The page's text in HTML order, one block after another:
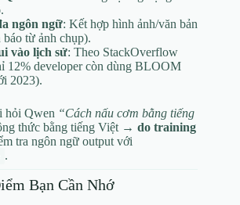
ngôn ngữ: Kết hợp hình ảnh/văn bản
từ ảnh chụp).
vào lịch sử: Theo StackOverflow
12% developer còn dùng BLOOM
2023).
hỏi Qwen “Cách nấu cơm bằng tiếng
thức bằng tiếng Việt → do training
tra ngôn ngữ output với
.
Bạn Cần Nhớ